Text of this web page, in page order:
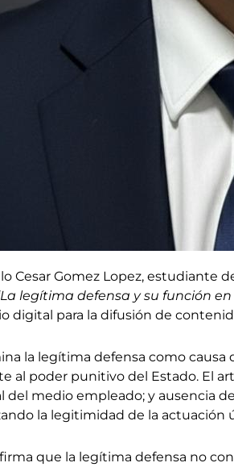
Cesar Gomez Lopez,
legítima defensa y su función
digital para la difusión de
la legítima defensa como
al poder punitivo del Estado. El
del medio empleado; y ausencia
la legitimidad de la
que la legítima defensa no